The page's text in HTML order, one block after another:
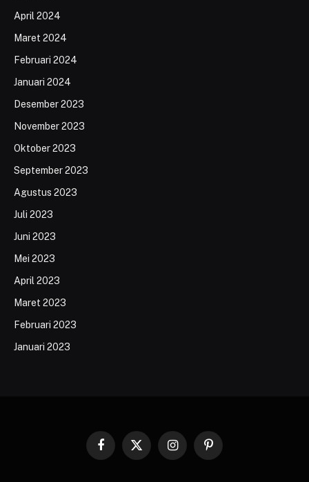
April 2024
Maret 2024
Februari 2024
Januari 2024
Desember 2023
November 2023
Oktober 2023
September 2023
Agustus 2023
Juli 2023
Juni 2023
Mei 2023
April 2023
Maret 2023
Februari 2023
Januari 2023
Facebook
X
InstagramPinterest